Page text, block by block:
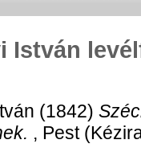
István
(1842)
, Pest